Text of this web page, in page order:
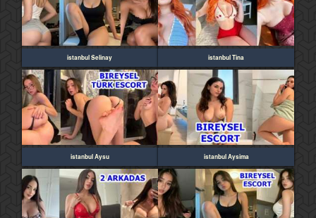
istanbul Selinay istanbul Tina
istanbul Aysu istanbul Aysima